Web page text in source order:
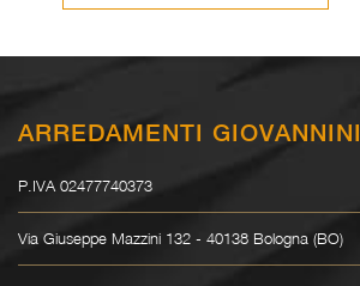
ARREDAMENTI
P.IVA 02477740373
Via Giuseppe Mazzini 132 - 40138 Bologna (BO)